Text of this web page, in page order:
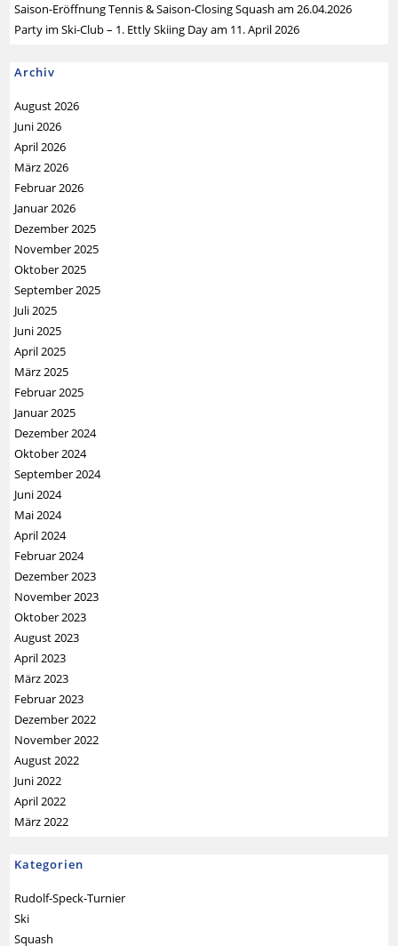
Saison-Eröffnung Tennis & Saison-Closing Squash am 26.04.2026
Party im Ski-Club – 1. Ettly Skiing Day am 11. April 2026
Archiv
August 2026
Juni 2026
April 2026
März 2026
Februar 2026
Januar 2026
Dezember 2025
November 2025
Oktober 2025
September 2025
Juli 2025
Juni 2025
April 2025
März 2025
Februar 2025
Januar 2025
Dezember 2024
Oktober 2024
September 2024
Juni 2024
Mai 2024
April 2024
Februar 2024
Dezember 2023
November 2023
Oktober 2023
August 2023
April 2023
März 2023
Februar 2023
Dezember 2022
November 2022
August 2022
Juni 2022
April 2022
März 2022
Kategorien
Rudolf-Speck-Turnier
Ski
Squash